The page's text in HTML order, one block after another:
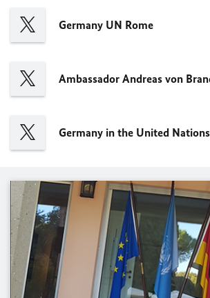
Germany UN Rome
Ambassador Andreas von
Germany in the United Nations